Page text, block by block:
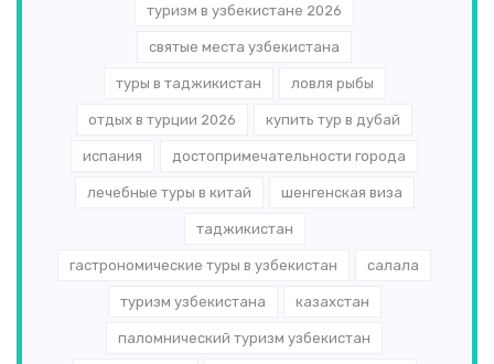
туризм в узбекистане 2026
святые места узбекистана
туры в таджикистан ловля рыбы
отдых в турции 2026 купить тур в дубай
испания достопримечательности города
лечебные туры в китай шенгенская виза
таджикистан
гастрономические туры в узбекистан салала
туризм узбекистана казахстан
паломнический туризм узбекистан